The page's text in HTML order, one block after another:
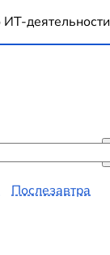
деятельности
Послезавтра